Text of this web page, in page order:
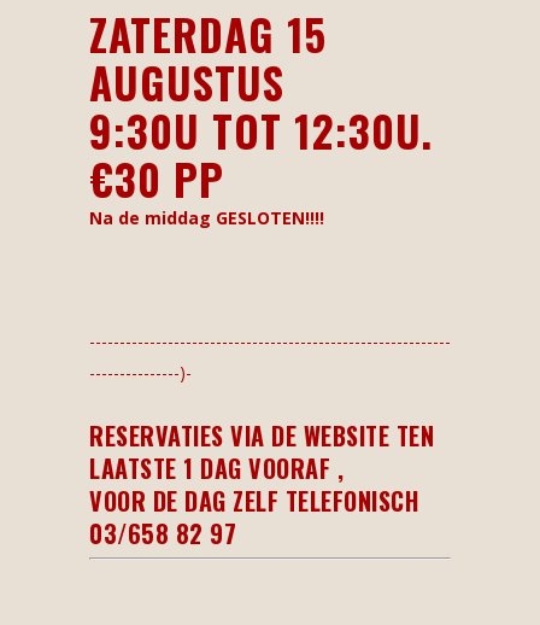
ZATERDAG 15
AUGUSTUS
9:30U TOT 12:30U.
€30 PP
Na de middag GESLOTEN!!!!
------------------------------------------------------------
---------------)-
RESERVATIES VIA DE WEBSITE TEN
LAATSTE 1 DAG VOORAF ,
VOOR DE DAG ZELF TELEFONISCH
03/658 82 97